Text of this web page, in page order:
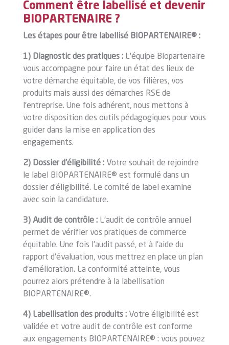
Comment être labellisé et devenir
BIOPARTENAIRE ?
Les étapes pour être labellisé BIOPARTENAIRE® :
1) Diagnostic des pratiques : L'équipe Biopartenaire
vous accompagne pour faire un état des lieux de
votre démarche équitable, de vos filières, vos
produits mais aussi des démarches RSE de
l'entreprise. Une fois adhérent, nous mettons à
votre disposition des outils pédagogiques pour vous
guider dans la mise en application des
engagements.
2) Dossier d'éligibilité : Votre souhait de rejoindre
le label BIOPARTENAIRE® est formulé dans un
dossier d’éligibilité. Le comité de label examine
avec soin la candidature.
3) Audit de contrôle : L'audit de contrôle annuel
permet de vérifier vos pratiques de commerce
équitable. Une fois l'audit passé, et à l'aide du
rapport d'évaluation, vous mettrez en place un plan
d'amélioration. La conformité atteinte, vous
pourrez alors prétendre à la labellisation
BIOPARTENAIRE®.
4) Labellisation des produits : Votre éligibilité est
validée et votre audit de contrôle est conforme
aux engagements BIOPARTENAIRE® : vous pouvez